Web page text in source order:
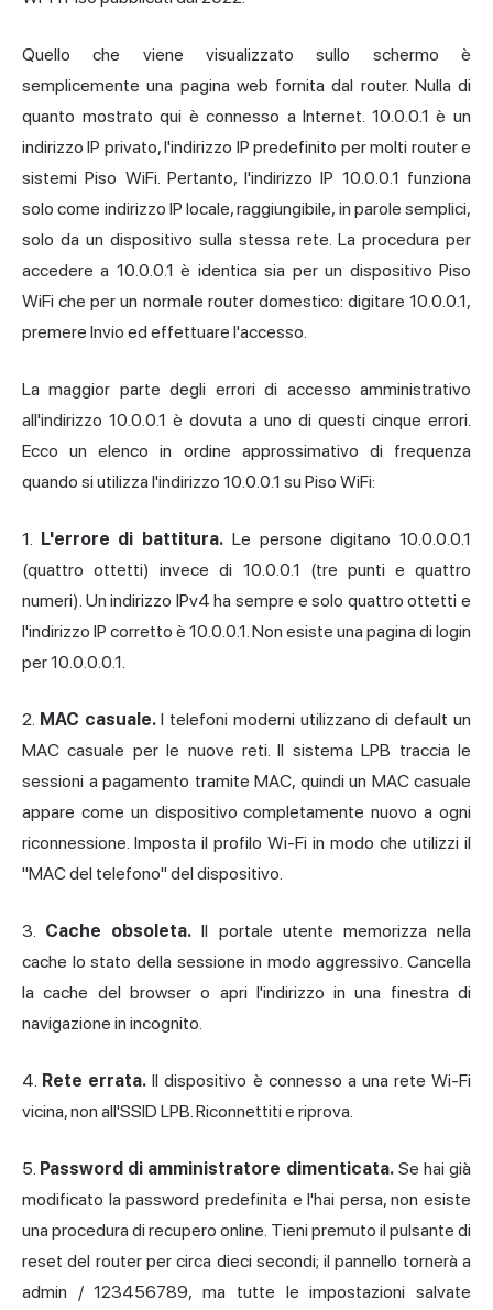
Quello che viene visualizzato sullo schermo è
semplicemente una pagina web fornita dal router. Nulla di
quanto mostrato qui è connesso a Internet. 10.0.0.1 è un
indirizzo IP privato, l'indirizzo IP predefinito per molti router e
sistemi Piso WiFi. Pertanto, l'indirizzo IP 10.0.0.1 funziona
solo come indirizzo IP locale, raggiungibile, in parole semplici,
solo da un dispositivo sulla stessa rete. La procedura per
accedere a 10.0.0.1 è identica sia per un dispositivo Piso
WiFi che per un normale router domestico: digitare 10.0.0.1,
premere Invio ed effettuare l'accesso.
La maggior parte degli errori di accesso amministrativo
all'indirizzo 10.0.0.1 è dovuta a uno di questi cinque errori.
Ecco un elenco in ordine approssimativo di frequenza
quando si utilizza l'indirizzo 10.0.0.1 su Piso WiFi:
1. L'errore di battitura. Le persone digitano 10.0.0.0.1
(quattro ottetti) invece di 10.0.0.1 (tre punti e quattro
numeri). Un indirizzo IPv4 ha sempre e solo quattro ottetti e
l'indirizzo IP corretto è 10.0.0.1. Non esiste una pagina di login
per 10.0.0.0.1.
2. MAC casuale.I telefoni moderni utilizzano di default un
MAC casuale per le nuove reti. Il sistema LPB traccia le
sessioni a pagamento tramite MAC, quindi un MAC casuale
appare come un dispositivo completamente nuovo a ogni
riconnessione. Imposta il profilo Wi-Fi in modo che utilizzi il
"MAC del telefono" del dispositivo.
3. Cache obsoleta. Il portale utente memorizzanella
cache lo stato della sessione in modo aggressivo. Cancella
la cache del browser o apri l'indirizzo in una finestra di
navigazione in incognito.
4. Rete errata. Il dispositivo è connesso a una rete Wi-Fi
vicina, non all'SSID LPB. Riconnettiti e riprova.
5. Password di amministratore dimenticata.Se hai già
modificato la password predefinita e l'hai persa, non esiste
una procedura di recupero online. Tieni premuto il pulsante di
reset del router per circa dieci secondi; il pannello tornerà a
admin / 123456789, ma tutte le impostazioni salvate